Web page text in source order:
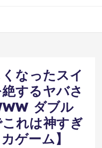
なったスイ
するヤバさ
ダブル
れは神すぎ
ゲーム】